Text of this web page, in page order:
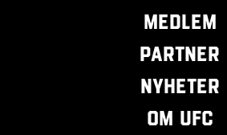
Medlem
Partner
Nyheter
Om UFC